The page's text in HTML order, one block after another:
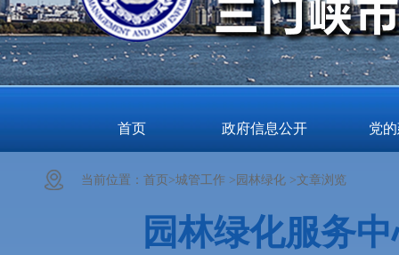
首页 政府信息公开 党
当前位置： 首页>城管工作 > 园林绿化 >文章浏览
园林绿化服务